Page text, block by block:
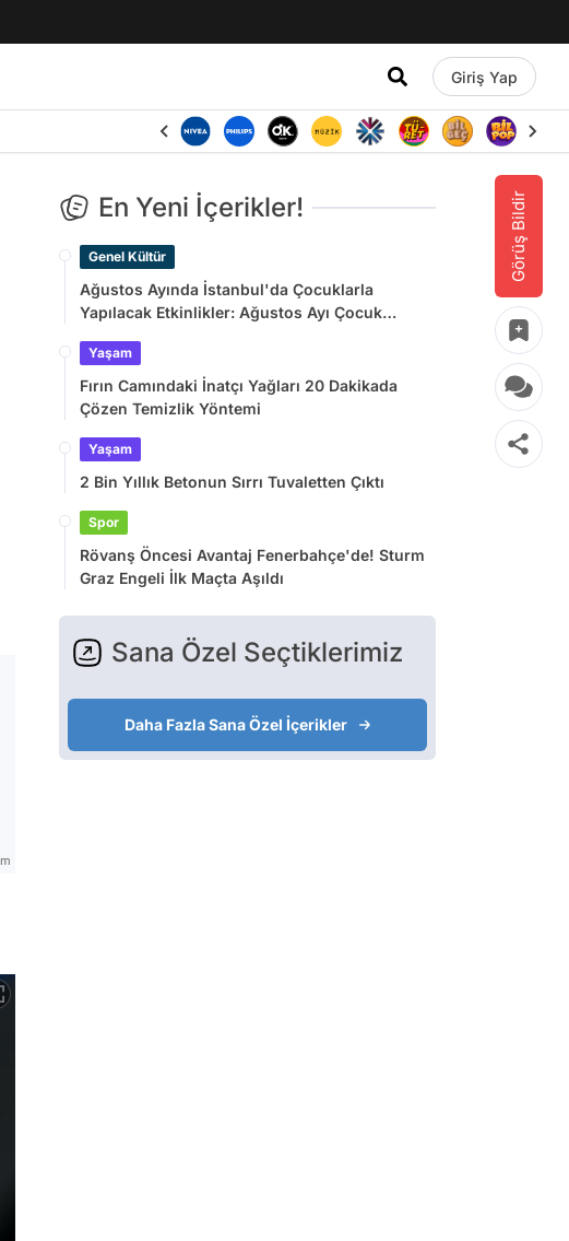
Giriş Yap
Görüş Bildir
En Yeni İçerikler!
Genel Kültür
Ağustos Ayında İstanbul'da Çocuklarla
Yapılacak Etkinlikler: Ağustos Ayı Çocuk
Yaşam
Fırın Camındaki İnatçı Yağları 20 Dakikada
Çözen Temizlik Yöntemi
Yaşam
2 Bin Yıllık Betonun Sırrı Tuvaletten Çıktı
Spor
Rövanş Öncesi Avantaj Fenerbahçe'de! Sturm
Graz Engeli İlk Maçta Aşıldı
Sana Özel Seçtiklerimiz
Daha Fazla Sana Özel İçerikler